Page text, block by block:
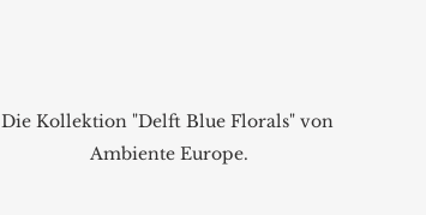
Die Kollektion "Delft Blue Florals" von
Ambiente Europe.